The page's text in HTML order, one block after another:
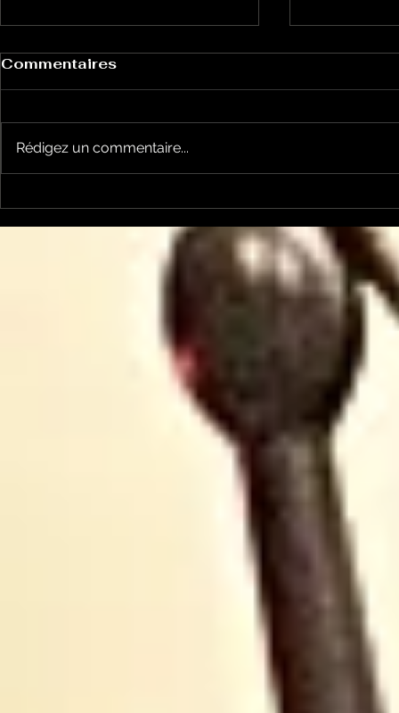
contestations à Foix
sera
élections
Commentaires
Rédigez un commentaire...